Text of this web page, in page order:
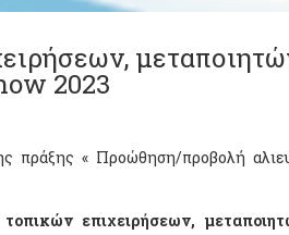
2023
πράξης « Προώθηση/προβολή
τοπικών επιχειρήσεων,